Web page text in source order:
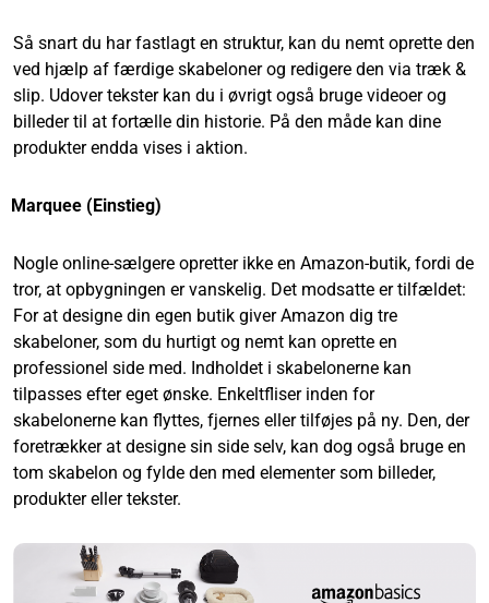
Så snart du har fastlagt en struktur, kan du nemt oprette den
ved hjælp af færdige skabeloner og redigere den via træk &
slip. Udover tekster kan du i øvrigt også bruge videoer og
billeder til at fortælle din historie. På den måde kan dine
produkter endda vises i aktion.
Marquee (Einstieg)
Nogle online-sælgere opretter ikke en Amazon-butik, fordi de
tror, at opbygningen er vanskelig. Det modsatte er tilfældet:
For at designe din egen butik giver Amazon dig tre
skabeloner, som du hurtigt og nemt kan oprette en
professionel side med. Indholdet i skabelonerne kan
tilpasses efter eget ønske. Enkeltfliser inden for
skabelonerne kan flyttes, fjernes eller tilføjes på ny. Den, der
foretrækker at designe sin side selv, kan dog også bruge en
tom skabelon og fylde den med elementer som billeder,
produkter eller tekster.